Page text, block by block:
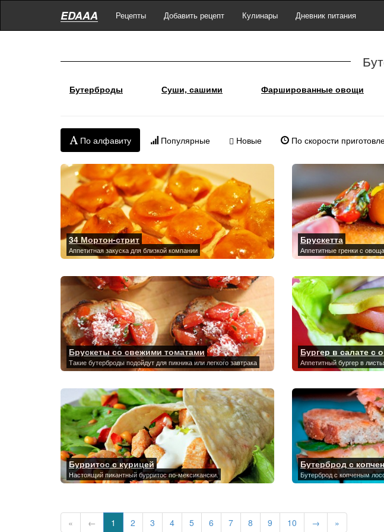
EDAAA Рецепты Добавить рецепт Кулинары Дневник питания
Бутерброды Суши, сашими Фаршированные овощи
По алфавиту Популярные Новые По скорости
34 Мортон-стрит
Аппетитная закуска для близкой компании
Брускетта
Аппетитные гренки с
Брускеты со свежими томатами
Такие бутерброды подойдут для пикника или легкого завтрака
Бургер в салате с
Аппетитный бургер в
Бурритос с курицей
Настоящий пикантный бурритос по-мексикански.
Бутерброд с
Бутерброд с копченым
« ← 1 2 3 4 5 6 7 8 9 10 → »